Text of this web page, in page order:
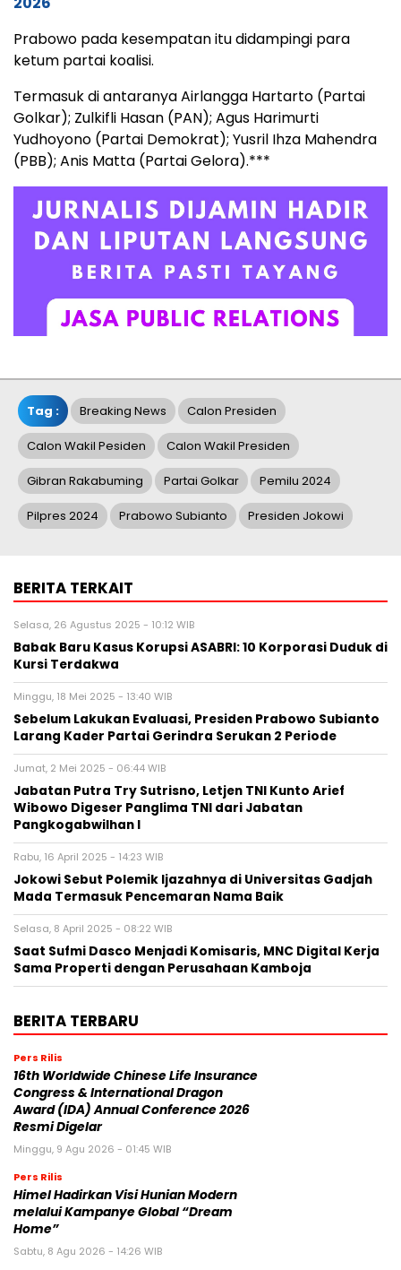
Prabowo pada kesempatan itu didampingi para
ketum partai koalisi.
Termasuk di antaranya Airlangga Hartarto (Partai
Golkar); Zulkifli Hasan (PAN); Agus Harimurti
Yudhoyono (Partai Demokrat); Yusril Ihza Mahendra
(PBB); Anis Matta (Partai Gelora).***
Tag : Breaking News Calon Presiden
Calon Wakil Pesiden Calon Wakil Presiden
Gibran Rakabuming Partai Golkar Pemilu 2024
Pilpres 2024 Prabowo Subianto Presiden Jokowi
BERITA TERKAIT
Selasa, 26 Agustus 2025 - 10:12 WIB
Babak Baru Kasus Korupsi ASABRI: 10 Korporasi Duduk di
Kursi Terdakwa
Minggu, 18 Mei 2025 - 13:40 WIB
Sebelum Lakukan Evaluasi, Presiden Prabowo Subianto
Larang Kader Partai Gerindra Serukan 2 Periode
Jumat, 2 Mei 2025 - 06:44 WIB
Jabatan Putra Try Sutrisno, Letjen TNI Kunto Arief
Wibowo Digeser Panglima TNI dari Jabatan
Pangkogabwilhan I
Rabu, 16 April 2025 - 14:23 WIB
Jokowi Sebut Polemik Ijazahnya di Universitas Gadjah
Mada Termasuk Pencemaran Nama Baik
Selasa, 8 April 2025 - 08:22 WIB
Saat Sufmi Dasco Menjadi Komisaris, MNC Digital Kerja
Sama Properti dengan Perusahaan Kamboja
BERITA TERBARU
Pers Rilis
16th Worldwide Chinese Life Insurance
Congress & International Dragon
Award (IDA) Annual Conference 2026
Resmi Digelar
Minggu, 9 Agu 2026 - 01:45 WIB
Pers Rilis
Himel Hadirkan Visi Hunian Modern
melalui Kampanye Global “Dream
Home”
Sabtu, 8 Agu 2026 - 14:26 WIB